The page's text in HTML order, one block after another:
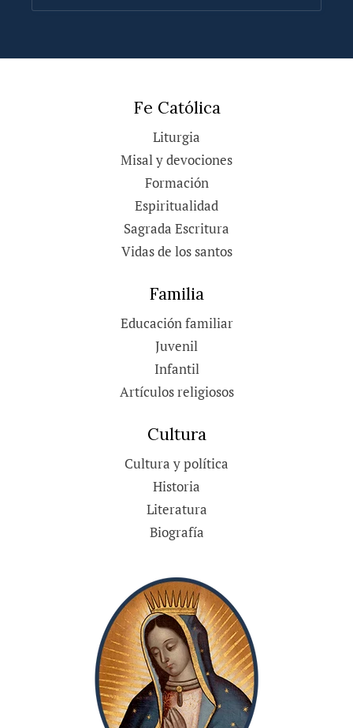
Fe Católica
Liturgia
Misal y devociones
Formación
Espiritualidad
Sagrada Escritura
Vidas de los santos
Familia
Educación familiar
Juvenil
Infantil
Artículos religiosos
Cultura
Cultura y política
Historia
Literatura
Biografía